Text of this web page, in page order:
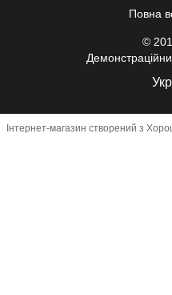
Повна
©
Укр
Інтернет-магазин створений з